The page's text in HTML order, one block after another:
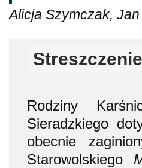
Alicja Szymczak,
Rodziny
Sieradzkiego
obecnie
Starowolskiego